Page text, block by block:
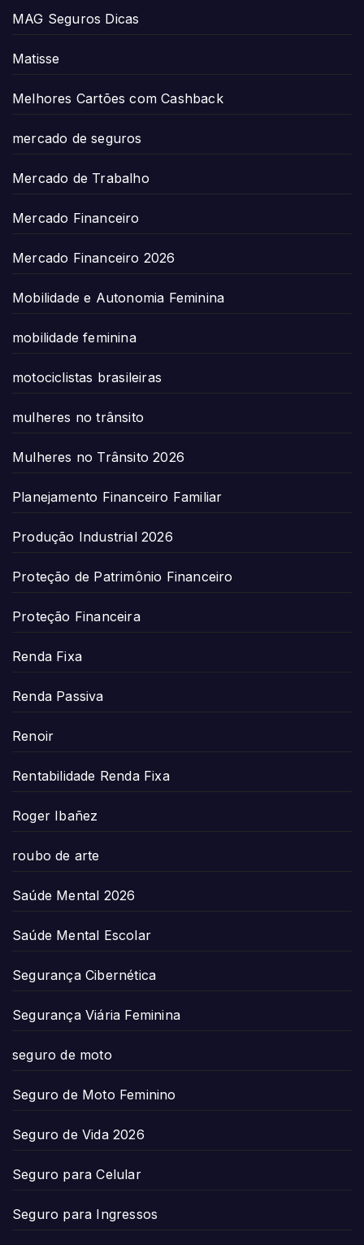
MAG Seguros Dicas
Matisse
Melhores Cartões com Cashback
mercado de seguros
Mercado de Trabalho
Mercado Financeiro
Mercado Financeiro 2026
Mobilidade e Autonomia Feminina
mobilidade feminina
motociclistas brasileiras
mulheres no trânsito
Mulheres no Trânsito 2026
Planejamento Financeiro Familiar
Produção Industrial 2026
Proteção de Patrimônio Financeiro
Proteção Financeira
Renda Fixa
Renda Passiva
Renoir
Rentabilidade Renda Fixa
Roger Ibañez
roubo de arte
Saúde Mental 2026
Saúde Mental Escolar
Segurança Cibernética
Segurança Viária Feminina
seguro de moto
Seguro de Moto Feminino
Seguro de Vida 2026
Seguro para Celular
Seguro para Ingressos